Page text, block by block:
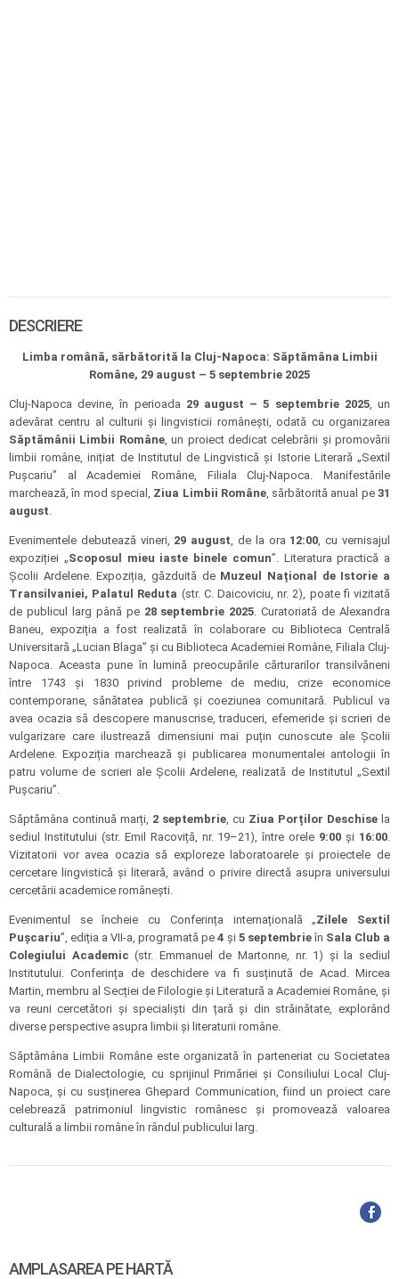
DESCRIERE
Limba română, sărbătorită la Cluj-Napoca: Săptămâna Limbii
Române, 29 august – 5 septembrie 2025
Cluj-Napoca devine, în perioada 29 august – 5 septembrie 2025, un
adevărat centru al culturii și lingvisticii românești, odată cu organizarea
Săptămânii Limbii Române, un proiect dedicat celebrării și promovării
limbii române, inițiat de Institutul de Lingvistică și Istorie Literară „Sextil
Pușcariu” al Academiei Române, Filiala Cluj-Napoca. Manifestările
marchează, în mod special, Ziua Limbii Române, sărbătorită anual pe31
august.
Evenimentele debutează vineri, 29 august, de la ora 12:00, cu vernisajul
expoziției „Scoposul mieu iaste binele comun”. Literatura practică a
Școlii Ardelene. Expoziția, găzduită de Muzeul Național de Istorie a
Transilvaniei, Palatul Reduta (str. C. Daicoviciu, nr. 2), poate fi vizitată
de publicul larg până pe 28 septembrie 2025. Curatoriată de Alexandra
Baneu, expoziția a fost realizată în colaborare cu Biblioteca Centrală
Universitară „Lucian Blaga” și cu Biblioteca Academiei Române, Filiala Cluj-
Napoca. Aceasta pune în lumină preocupările cărturarilor transilvăneni
între 1743 și 1830 privind probleme de mediu, crize economice
contemporane, sănătatea publică și coeziunea comunitară. Publicul va
avea ocazia să descopere manuscrise, traduceri, efemeride și scrieri de
vulgarizare care ilustrează dimensiuni mai puțin cunoscute ale Școlii
Ardelene. Expoziția marchează și publicarea monumentalei antologii în
patru volume de scrieri ale Școlii Ardelene, realizată de Institutul „Sextil
Pușcariu”.
Săptămâna continuă marți, 2 septembrie, cu Ziua Porților Deschise la
sediul Institutului (str. Emil Racoviță, nr. 19–21), între orele 9:00 și 16:00.
Vizitatorii vor avea ocazia să exploreze laboratoarele și proiectele de
cercetare lingvistică și literară, având o privire directă asupra universului
cercetării academice românești.
Evenimentul se încheie cu Conferința internațională „Zilele Sextil
Pușcariu”, ediția a VII-a, programată pe4 și 5 septembrieîn Sala Club a
Colegiului Academic (str. Emmanuel de Martonne, nr. 1) și la sediul
Institutului. Conferința de deschidere va fi susținută de Acad. Mircea
Martin, membru al Secției de Filologie și Literatură a Academiei Române, și
va reuni cercetători și specialiști din țară și din străinătate, explorând
diverse perspective asupra limbii și literaturii române.
Săptămâna Limbii Române este organizată în parteneriat cu Societatea
Română de Dialectologie, cu sprijinul Primăriei și Consiliului Local Cluj-
Napoca, și cu susținerea Ghepard Communication, fiind un proiect care
celebrează patrimoniul lingvistic românesc și promovează valoarea
culturală a limbii române în rândul publicului larg.
AMPLASAREA PE HARTĂ